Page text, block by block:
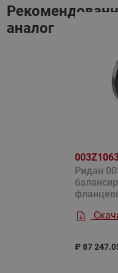
аналог
Ридан
₽ 87